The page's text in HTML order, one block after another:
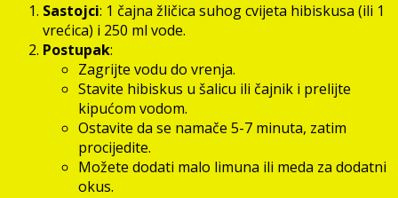
Sastojci: 1 čajna žličica suhog cvijeta hibiskusa (ili 1
vrećica) i 250 ml vode.
Postupak:
Zagrijte vodu do vrenja.
Stavite hibiskus u šalicu ili čajnik i prelijte
kipućom vodom.
Ostavite da se namače 5-7 minuta, zatim
procijedite.
Možete dodati malo limuna ili meda za dodatni
okus.